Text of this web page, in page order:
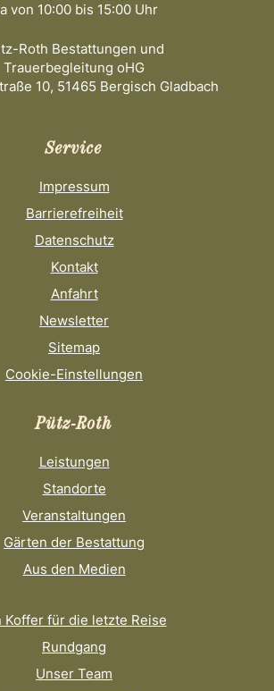
von 10:00 bis 15:00 Uhr
Roth Bestattungen und
Trauerbegleitung oHG
10, 51465 Bergisch Gladbach
Service
Impressum
Barrierefreiheit
Datenschutz
Kontakt
Anfahrt
Newsletter
Sitemap
Cookie-Einstellungen
Pütz-Roth
Leistungen
Standorte
Veranstaltungen
Gärten der Bestattung
Aus den Medien
Koffer für die letzte Reise
Rundgang
Unser Team